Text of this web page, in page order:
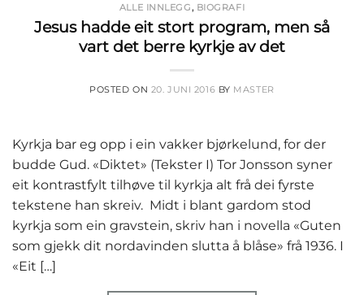
ALLE INNLEGG, BIOGRAFI
Jesus hadde eit stort program, men så
vart det berre kyrkje av det
POSTED ON 20. JUNI 2016 BY MASTER
Kyrkja bar eg opp i ein vakker bjørkelund, for der
budde Gud. «Diktet» (Tekster I) Tor Jonsson syner
eit kontrastfylt tilhøve til kyrkja alt frå dei fyrste
tekstene han skreiv. Midt i blant gardom stod
kyrkja som ein gravstein, skriv han i novella «Guten
som gjekk dit nordavinden slutta å blåse» frå 1936. I
«Eit […]